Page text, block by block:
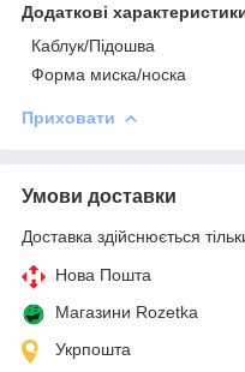
Додаткові
Каблук/Підошва
Форма миска/носка
Приховати
Умови доставки
Доставка здійснюється
Нова Пошта
Магазини Rozetka
Укрпошта